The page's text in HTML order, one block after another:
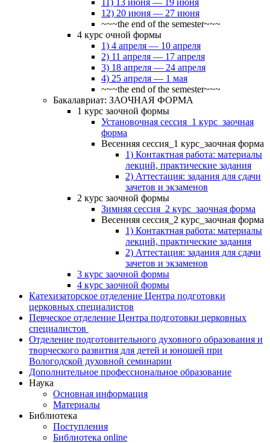
11) 13 июня — 19 июня
12) 20 июня — 27 июня
~~~the end of the semester~~~
4 курс очной формы
1) 4 апреля — 10 апреля
2) 11 апреля — 17 апреля
3) 18 апреля — 24 апреля
4) 25 апреля — 1 мая
~~~the end of the semester~~~
Бакалавриат: ЗАОЧНАЯ ФОРМА
1 курс заочной формы
Установочная сессия_1 курс_заочная
форма
Весенняя сессия_1 курс_заочная форма
1) Контактная работа: материалы
лекций, практические задания
2) Аттестация: задания для сдачи
зачетов и экзаменов
2 курс заочной формы
Зимняя сессия_2 курс_заочная форма
Весенняя сессия_2 курс_заочная форма
1) Контактная работа: материалы
лекций, практические задания
2) Аттестация: задания для сдачи
зачетов и экзаменов
3 курс заочной формы
4 курс заочной формы
Катехизаторское отделение Центра подготовки
церковных специалистов
Певческое отделение Центра подготовки церковных
специалистов
Отделение подготовительного духовного образования и
творческого развития для детей и юношей при
Вологодской духовной семинарии
Дополнительное профессиональное образование
Наука
Основная информация
Материалы
Библиотека
Поступления
Библиотека online